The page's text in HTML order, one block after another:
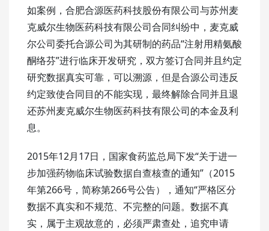
如案例，合肥合源医药科技股份有限公司与苏州麦
克威尔生物医药科技有限公司合同纠纷中，麦克威
尔公司委托合源公司为其研制的药品“注射用精氨酸
酮络芬”进行临床开发研究，双方签订合同并且约定
研究数据真实可靠，可以溯源，但是合源公司违反
约定致使合同目的不能实现，最终解除合同并且退
还苏州麦克威尔生物医药科技有限公司的本金及利
息。
2015年12月17日，国家食药监总局下发“关于进一
步加强药物临床试验数据自查核查的通知”（2015
年第266号，简称第266号公告），通知“严格区分
数据不真实和不规范、不完整的问题。数据不真
实，属于主观故意的，必须严肃查处，追究申请